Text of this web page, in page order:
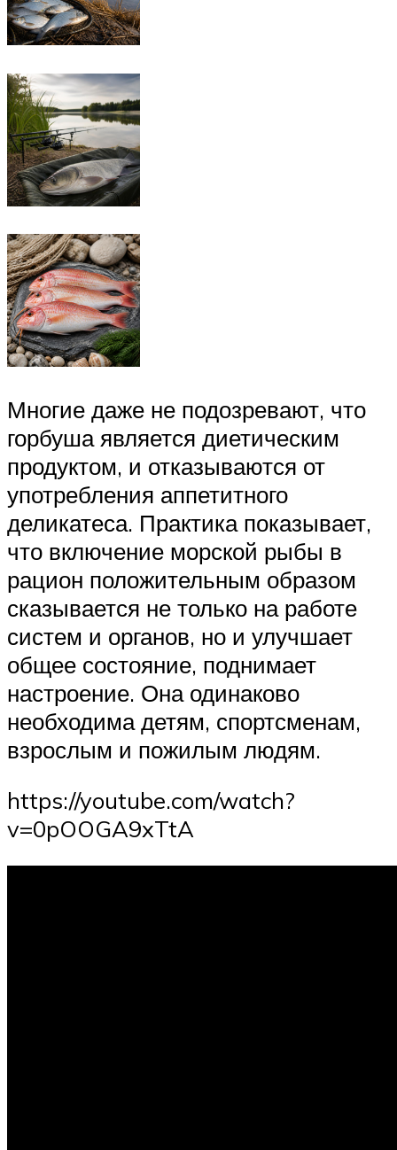
Многие даже не подозревают, что
горбуша является диетическим
продуктом, и отказываются от
употребления аппетитного
деликатеса. Практика показывает,
что включение морской рыбы в
рацион положительным образом
сказывается не только на работе
систем и органов, но и улучшает
общее состояние, поднимает
настроение. Она одинаково
необходима детям, спортсменам,
взрослым и пожилым людям.
https://youtube.com/watch?
v=0pOOGA9xTtA